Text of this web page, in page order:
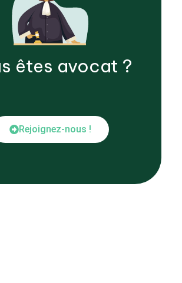
êtes avocat ?
Rejoignez-nous !